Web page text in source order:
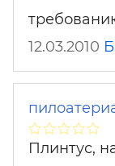
12.03.2010
Плинтус,